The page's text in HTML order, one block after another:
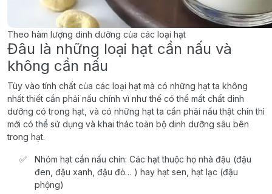
Theo hàm lượng dinh dưỡng của các loại hạt
Đâu là những loại hạt cần nấu và
không cần nấu
Tùy vào tính chất của các loại hạt mà có những hạt ta không
nhất thiết cần phải nấu chính vì như thế có thể mất chất dinh
dưỡng có trong hạt, và có những hạt ta cần phải nấu thật chín thì
mới có thể sử dụng và khai thác toàn bộ dinh dưỡng sâu bên
trong hạt.
Nhóm hạt cần nấu chín: Các hạt thuộc họ nhà đậu (đậu
đen, đậu xanh, đậu đỏ… ) hay hạt sen, hạt lạc (đậu
phộng)